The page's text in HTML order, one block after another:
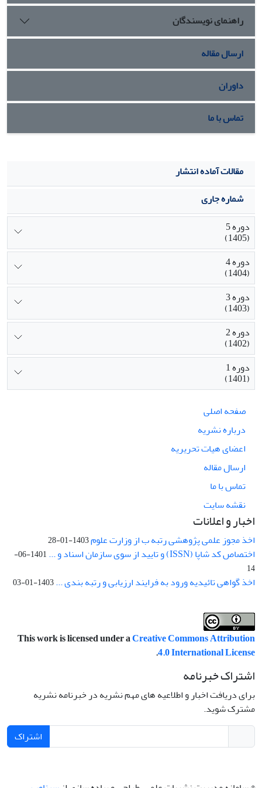
راهنمای نویسندگان
ارسال مقاله
داوران
تماس با ما
مقالات آماده انتشار
شماره جاری
دوره 5
(1405)
دوره 4
(1404)
دوره 3
(1403)
دوره 2
(1402)
دوره 1
(1401)
صفحه اصلی
درباره نشریه
اعضای هیات تحریریه
ارسال مقاله
تماس با ما
نقشه سایت
اخبار و اعلانات
اخذ مجوز علمی پژوهشی رتبه ب از وزارت علوم1403-01-28
اختصاص کد شاپا (ISSN) و تایید از سوی سازمان اسناد و ...
1401-06-
14
اخذ گواهی تائیدیه ورود به فرایند ارزیابی و رتبه بندی ...1403-01-03
This work is licensed under aCreative Commons Attribution
4.0 International License
.
اشتراک خبرنامه
برای دریافت اخبار و اطلاعیه های مهم نشریه در خبرنامه نشریه
مشترک شوید.
اشتراک